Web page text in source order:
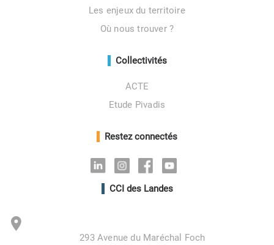
Les enjeux du territoire
Où nous trouver ?
Collectivités
ACTE
Etude Pivadis
Restez connectés
LinkedinInstagramFacebookYoutube
CCI des Landes
293 Avenue du Maréchal Foch